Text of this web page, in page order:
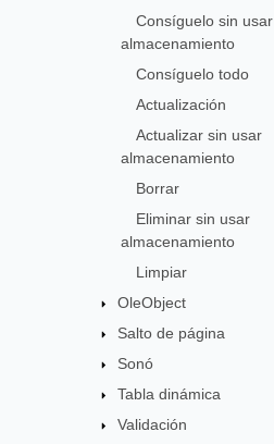
Consíguelo sin usar
almacenamiento
Consíguelo todo
Actualización
Actualizar sin usar
almacenamiento
Borrar
Eliminar sin usar
almacenamiento
Limpiar
OleObject
Salto de página
Sonó
Tabla dinámica
Validación